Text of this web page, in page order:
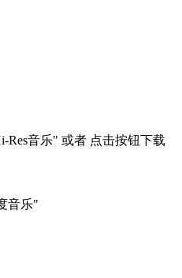
Res音乐" 或者 点击按钮下载
音乐"